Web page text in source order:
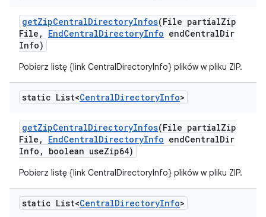
getZipCentralDirectoryInfos(File partialZip
File , EndCentralDirectoryInfo endCentralDir
Info)
Pobierz listę {link CentralDirectoryInfo} plików w pliku ZIP.
static List<CentralDirectoryInfo>
getZipCentralDirectoryInfos(File partialZip
File , EndCentralDirectoryInfo endCentralDir
Info , boolean useZip64)
Pobierz listę {link CentralDirectoryInfo} plików w pliku ZIP.
static List<CentralDirectoryInfo>